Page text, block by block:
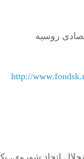
روسیه
http://
اتحاد